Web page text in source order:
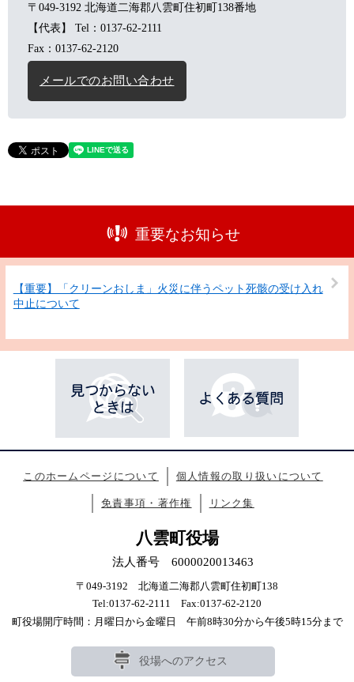
〒049-3192 北海道二海郡八雲町住初町138番地
【代表】
Tel：0137-62-2111
Fax：0137-62-2120
メールでのお問い合わせ
重要なお知らせ
【重要】「クリーンおしま」火災に伴うペット死骸の受け入れ
中止について
このホームページについて 個人情報の取り扱いについて
免責事項・著作権 リンク集
八雲町役場
法人番号 6000020013463
〒049-3192 北海道二海郡八雲町住初町138
Tel:0137-62-2111 Fax:0137-62-2120
町役場開庁時間：月曜日から金曜日 午前8時30分から午後5時15分まで
役場へのアクセス